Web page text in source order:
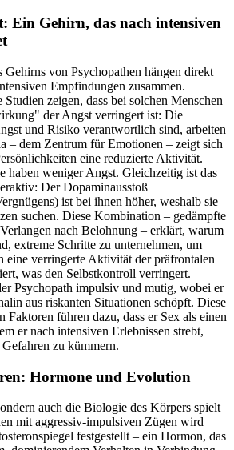
Ein Gehirn, das nach intensiven
Gehirns von Psychopathen hängen direkt
Empfindungen zusammen.
zeigen, dass bei solchen Menschen
der Angst verringert ist: Die
und Risiko verantwortlich sind, arbeiten
– dem Zentrum für Emotionen – zeigt sich
eine reduzierte Aktivität.
haben weniger Angst. Gleichzeitig ist das
Der Dopaminausstoß
ist bei ihnen höher, weshalb sie
suchen. Diese Kombination – gedämpfte
nach Belohnung – erklärt, warum
extreme Schritte zu unternehmen, um
eine verringerte Aktivität der präfrontalen
was den Selbstkontroll verringert.
Psychopath impulsiv und mutig, wobei er
aus riskanten Situationen schöpft. Diese
Faktoren führen dazu, dass er Sex als einen
er nach intensiven Erlebnissen strebt,
zu kümmern.
Hormone und Evolution
auch die Biologie des Körpers spielt
mit aggressiv-impulsiven Zügen wird
festgestellt – ein Hormon, das